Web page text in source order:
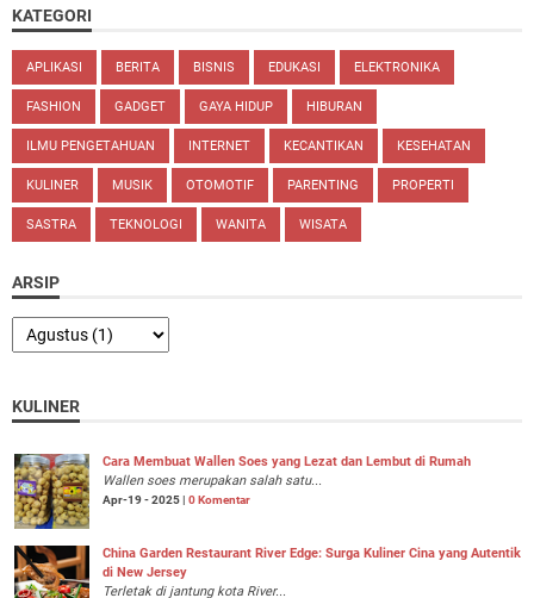
KATEGORI
APLIKASI BERITA BISNIS EDUKASI ELEKTRONIKA
FASHION GADGET GAYA HIDUP HIBURAN
ILMU PENGETAHUAN INTERNET KECANTIKAN KESEHATAN
KULINER MUSIK OTOMOTIF PARENTING PROPERTI
SASTRA TEKNOLOGI WANITA WISATA
ARSIP
KULINER
Cara Membuat Wallen Soes yang Lezat dan Lembut di Rumah
Wallen soes merupakan salah satu...
Apr-19 - 2025 | 0 Komentar
China Garden Restaurant River Edge: Surga Kuliner Cina yang Autentik
di New Jersey
Terletak di jantung kota River...